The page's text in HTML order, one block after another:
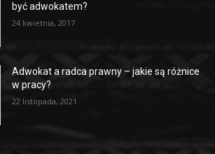
być adwokatem?
24 kwietnia, 2017
Adwokat a radca prawny – jakie są różnice
w pracy?
22 listopada, 2021